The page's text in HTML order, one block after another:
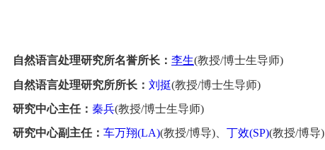
自然语言处理研究所名誉所长： 李生(教授/博士生导师)
自然语言处理研究所所长： 刘挺(教授/博士生导师)
研究中心主任： 秦兵(教授/博士生导师)
研究中心副主任： 车万翔(LA)(教授/博导) 丁效(SP)(教授/博导)